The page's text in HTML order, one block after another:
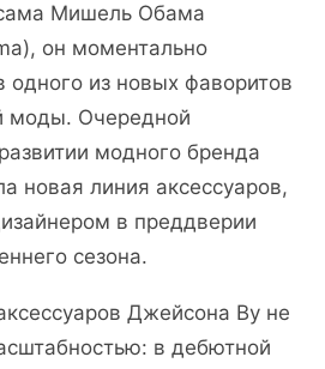
Мишель Обама
он моментально
одного из новых фаворитов
моды. Очередной
модного бренда
новая линия аксессуаров,
в преддверии
сезона.
Джейсона Ву не
в дебютной